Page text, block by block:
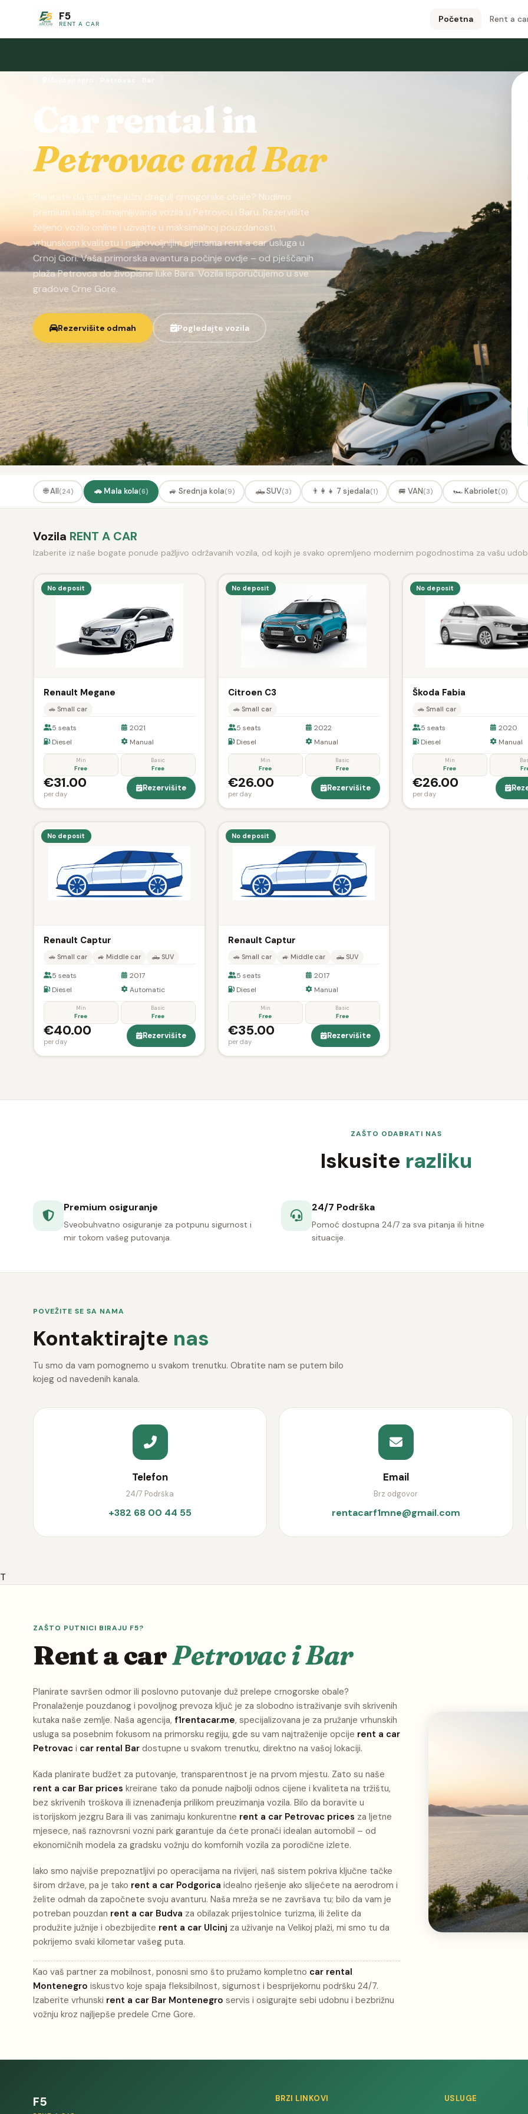
F5
RENT A CAR Početna Rent a
Car rental in
Petrovac and Bar
Planirate da istražite južni dragulj crnogorske obale? Nudimo
premium usluge iznajmljivanja vozila u Petrovcu i Baru. Rezervišite
željeno vozilo online i uživajte u maksimalnoj pouzdanosti,
vrhunskom kvalitetu i najpovoljnijim cijenama rent a car usluga u
Crnoj Gori. Vaša primorska avantura počinje ovdje – od pješčanih
plaža Petrovca do živopisne luke Bara. Vozila isporučujemo u sve
gradove Crne Gore.
Rezervišite odmah Pogledajte vozila
🌐 All(24) 🚗 Mala kola(6) 🚙 Srednja kola(9) 🛻 SUV(3) 👨‍👩‍👧 7 sjedala(1) 🚐 VAN(3) 🏎️ Kabriolet(0)
Vozila RENT A CAR
Izaberite iz naše bogate ponude pažljivo održavanih vozila, od kojih je svako opremljeno modernim pogodnostima za vašu
No deposit
Renault Megane
🚗 Small car
5 seats
2021
Diesel
Manual
Min
Free
Basic
Free
€31.00
per day
Rezervišite
No deposit
Citroen C3
🚗 Small car
5 seats
2022
Diesel
Manual
Min
Free
Basic
Free
€26.00
per day
Rezervišite
No deposit
Škoda Fabia
🚗 Small car
5 seats
2020
Diesel
Manual
Min
Free
€26.00
per day
No deposit
Renault Captur
🚗 Small car 🚙 Middle car 🛻 SUV
5 seats
2017
Diesel
Automatic
Min
Free
Basic
Free
€40.00
per day
Rezervišite
No deposit
Renault Captur
🚗 Small car 🚙 Middle car 🛻 SUV
5 seats
2017
Diesel
Manual
Min
Free
Basic
Free
€35.00
per day
Rezervišite
ZAŠTO ODABRATI NAS
Iskusite razliku
Premium osiguranje
Sveobuhvatno osiguranje za potpunu sigurnost i
mir tokom vašeg putovanja.
24/7 Podrška
Pomoć dostupna 24/7 za sva pitanja ili hitne
situacije.
POVEŽITE SE SA NAMA
Kontaktirajte nas
Tu smo da vam pomognemo u svakom trenutku. Obratite nam se putem bilo
kojeg od navedenih kanala.
Telefon
24/7 Podrška
+382 68 00 44 55
Email
Brz odgovor
rentacarf1mne@gmail.com
T
ZAŠTO PUTNICI BIRAJU F5?
Rent a carPetrovac i Bar
Planirate savršen odmor ili poslovno putovanje duž prelepe crnogorske obale?
Pronalaženje pouzdanog i povoljnog prevoza ključ je za slobodno istraživanje svih skrivenih
kutaka naše zemlje. Naša agencija, f1rentacar.me, specijalizovana je za pružanje vrhunskih
usluga sa posebnim fokusom na primorsku regiju, gde su vam najtraženije opcije rent a car
Petrovac i car rental Bar dostupne u svakom trenutku, direktno na vašoj lokaciji.
Kada planirate budžet za putovanje, transparentnost je na prvom mjestu. Zato su naše
rent a car Bar prices kreirane tako da ponude najbolji odnos cijene i kvaliteta na tržištu,
bez skrivenih troškova ili iznenađenja prilikom preuzimanja vozila. Bilo da boravite u
istorijskom jezgru Bara ili vas zanimaju konkurentne rent a car Petrovac prices za ljetne
mjesece, naš raznovrsni vozni park garantuje da ćete pronaći idealan automobil – od
ekonomičnih modela za gradsku vožnju do komfornih vozila za porodične izlete.
Iako smo najviše prepoznatljivi po operacijama na rivijeri, naš sistem pokriva ključne tačke
širom države, pa je tako rent a car Podgorica idealno rješenje ako slijećete na aerodrom i
želite odmah da započnete svoju avanturu. Naša mreža se ne završava tu; bilo da vam je
potreban pouzdan rent a car Budva za obilazak prijestolnice turizma, ili želite da
produžite južnije i obezbijedite rent a car Ulcinj za uživanje na Velikoj plaži, mi smo tu da
pokrijemo svaki kilometar vašeg puta.
Kao vaš partner za mobilnost, ponosni smo što pružamo kompletno car rental
Montenegro iskustvo koje spaja fleksibilnost, sigurnost i besprijekornu podršku 24/7.
Izaberite vrhunski rent a car Bar Montenegro servis i osigurajte sebi udobnu i bezbrižnu
vožnju kroz najljepše predele Crne Gore.
F5 BRZI LINKOVI USLUGE